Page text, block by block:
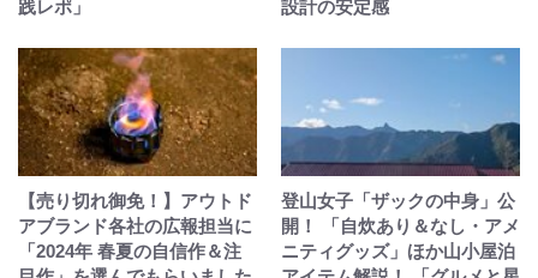
践レポ」
設計の安定感
【売り切れ御免！】アウトド
アブランド各社の広報担当に
「2024年 春夏の自信作＆注
登山女子「ザックの中身」公
開！ 「自炊あり＆なし・アメ
ニティグッズ」ほか山小屋泊